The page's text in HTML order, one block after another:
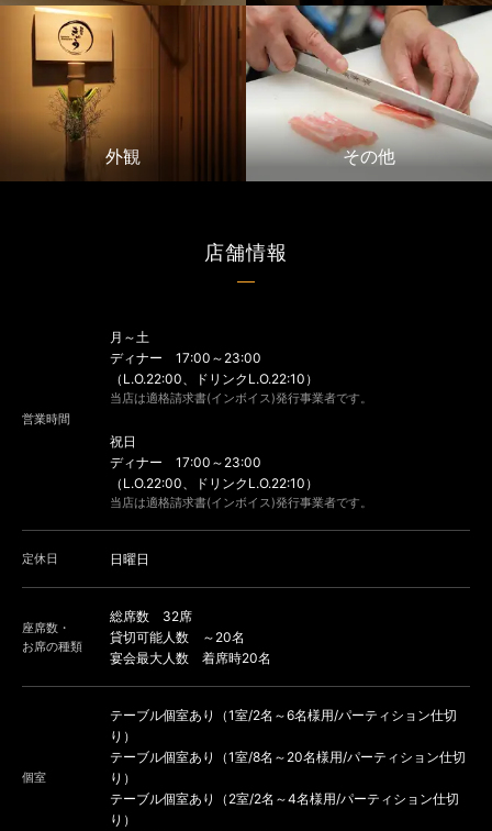
外観 その他
店舗情報
営業時間
月～土
ディナー 17:00～23:00
（L.O.22:00、ドリンクL.O.22:10）
当店は適格請求書(インボイス)発行事業者です。
祝日
ディナー 17:00～23:00
（L.O.22:00、ドリンクL.O.22:10）
当店は適格請求書(インボイス)発行事業者です。
定休日 日曜日
座席数・
お席の種類
総席数 32席
貸切可能人数 ～20名
宴会最大人数 着席時20名
個室
テーブル個室あり（1室/2名～6名様用/パーティション仕切
り）
テーブル個室あり（1室/8名～20名様用/パーティション仕切
り）
テーブル個室あり（2室/2名～4名様用/パーティション仕切
り）